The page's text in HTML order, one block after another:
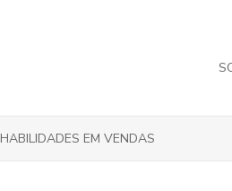
HABILIDADES EM VENDAS